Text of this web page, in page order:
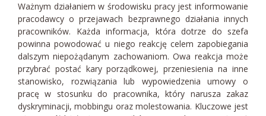
Ważnym działaniem w środowisku pracy jest informowanie
pracodawcy o przejawach bezprawnego działania innych
pracowników. Każda informacja, która dotrze do szefa
powinna powodować u niego reakcję celem zapobiegania
dalszym niepożądanym zachowaniom. Owa reakcja może
przybrać postać kary porządkowej, przeniesienia na inne
stanowisko, rozwiązania lub wypowiedzenia umowy o
pracę w stosunku do pracownika, który narusza zakaz
dyskryminacji, mobbingu oraz molestowania. Kluczowe jest